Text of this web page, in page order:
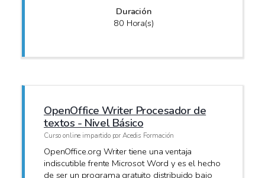
Duración
80 Hora(s)
OpenOffice Writer Procesador de
textos - Nivel Básico
Curso online impartido por Acedis Formación
OpenOffice.org Writer tiene una ventaja
indiscutible frente Microsot Word y es el hecho
de ser un programa gratuito distribuido bajo